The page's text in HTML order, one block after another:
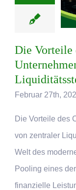
Referenzen
Blog
Videos
Kontakt
Termin
Die Vorteile
Februar 27th,
Die Vorteile des
von zentraler
Welt des
Pooling eines
finanzielle